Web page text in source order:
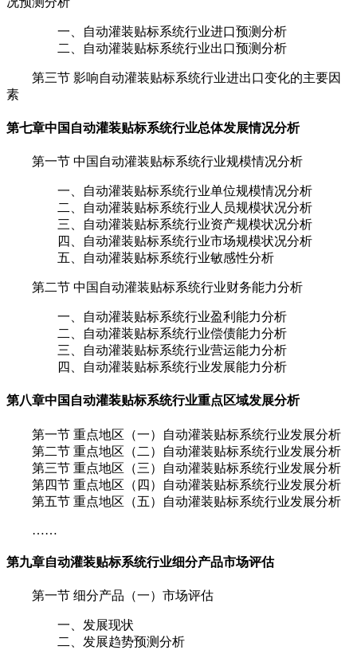
一、自动灌装贴标系统行业进口预测分析
二、自动灌装贴标系统行业出口预测分析
第三节 影响自动灌装贴标系统行业进出口变化的主要因
素
第七章中国自动灌装贴标系统行业总体发展情况分析
第一节 中国自动灌装贴标系统行业规模情况分析
一、自动灌装贴标系统行业单位规模情况分析
二、自动灌装贴标系统行业人员规模状况分析
三、自动灌装贴标系统行业资产规模状况分析
四、自动灌装贴标系统行业市场规模状况分析
五、自动灌装贴标系统行业敏感性分析
第二节 中国自动灌装贴标系统行业财务能力分析
一、自动灌装贴标系统行业盈利能力分析
二、自动灌装贴标系统行业偿债能力分析
三、自动灌装贴标系统行业营运能力分析
四、自动灌装贴标系统行业发展能力分析
第八章中国自动灌装贴标系统行业重点区域发展分析
第一节 重点地区（一）自动灌装贴标系统行业发展分析
第二节 重点地区（二）自动灌装贴标系统行业发展分析
第三节 重点地区（三）自动灌装贴标系统行业发展分析
第四节 重点地区（四）自动灌装贴标系统行业发展分析
第五节 重点地区（五）自动灌装贴标系统行业发展分析
……
第九章自动灌装贴标系统行业细分产品市场评估
第一节 细分产品（一）市场评估
一、发展现状
二、发展趋势预测分析